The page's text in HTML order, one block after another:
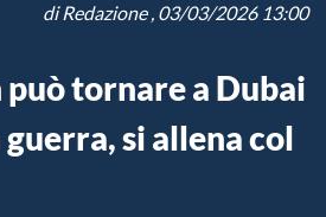
diRedazione, 03/03/2026 13:00
tornare a Dubai
guerra, si allena col